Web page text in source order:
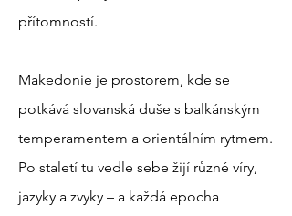
přítomností.
Makedonie je prostorem, kde se
potkává slovanská duše s balkánským
temperamentem a orientálním rytmem.
Po staletí tu vedle sebe žijí různé víry,
jazyky a zvyky – a každá epocha